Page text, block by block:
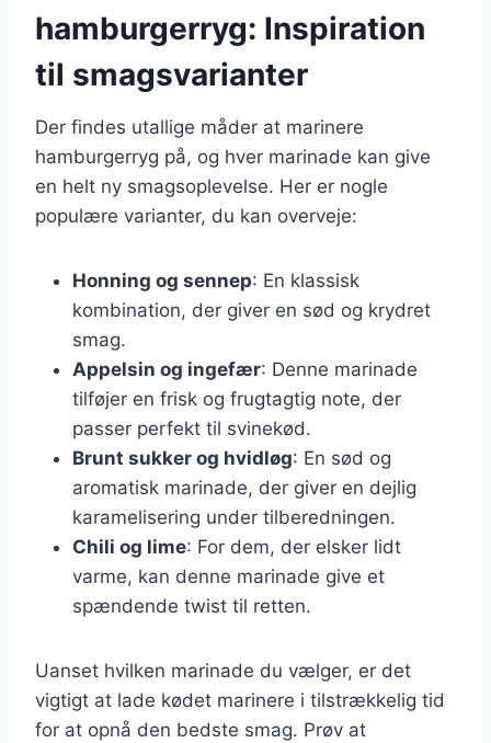
hamburgerryg: Inspiration
til smagsvarianter
Der findes utallige måder at marinere
hamburgerryg på, og hver marinade kan give
en helt ny smagsoplevelse. Her er nogle
populære varianter, du kan overveje:
Honning og sennep: En klassisk
kombination, der giver en sød og krydret
smag.
Appelsin og ingefær: Denne marinade
tilføjer en frisk og frugtagtig note, der
passer perfekt til svinekød.
Brunt sukker og hvidløg: En sød og
aromatisk marinade, der giver en dejlig
karamelisering under tilberedningen.
Chili og lime: For dem, der elsker lidt
varme, kan denne marinade give et
spændende twist til retten.
Uanset hvilken marinade du vælger, er det
vigtigt at lade kødet marinere i tilstrækkelig tid
for at opnå den bedste smag. Prøv at